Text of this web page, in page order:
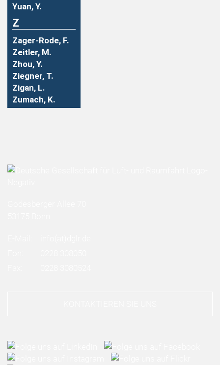
Yuan, Y.
Z
Zager-Rode, F.
Zeitler, M.
Zhou, Y.
Ziegner, T.
Zigan, L.
Zumach, K.